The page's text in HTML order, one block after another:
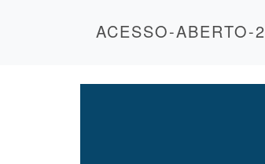
ACESSO-ABERTO-2